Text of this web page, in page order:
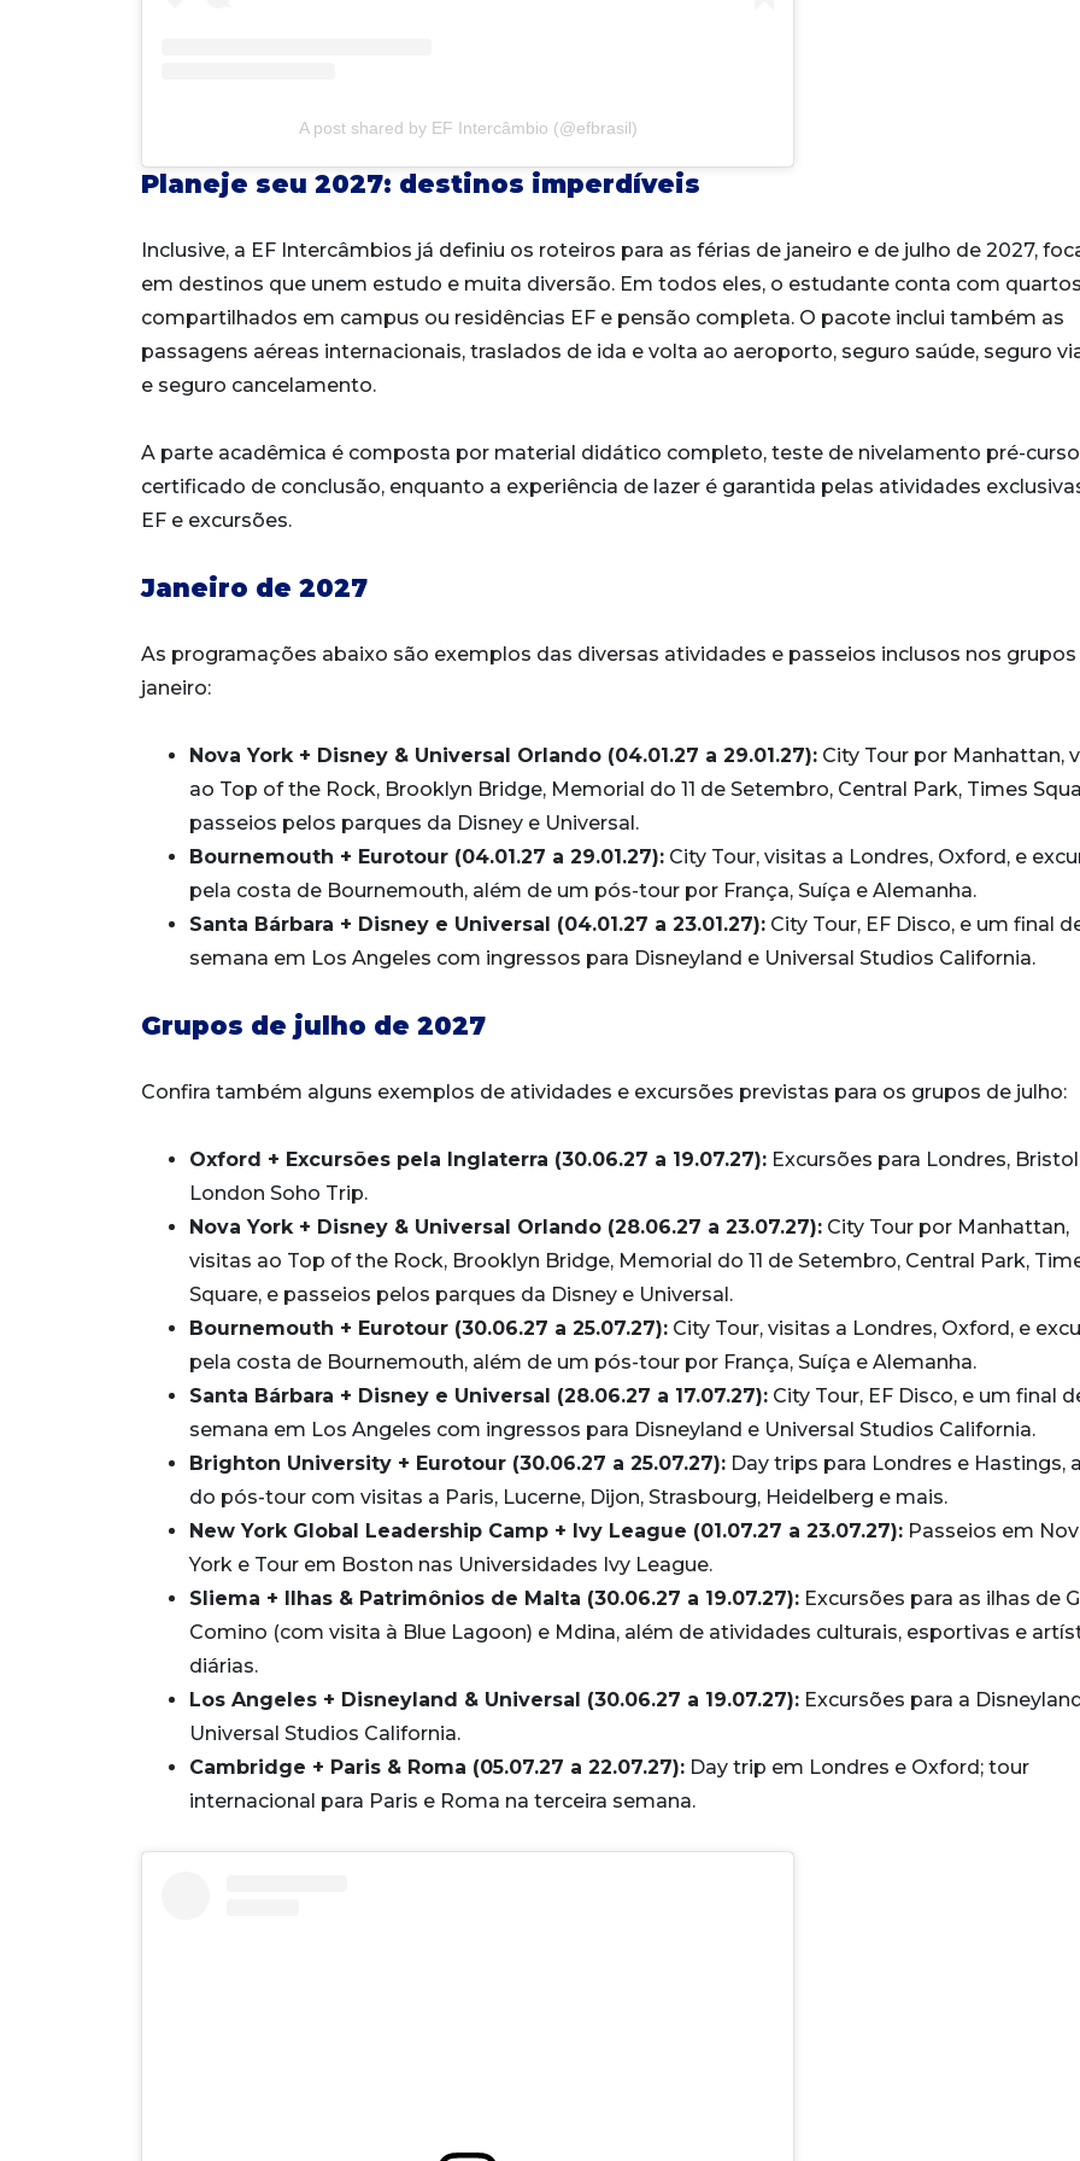
A post shared by EF Intercâmbio (@efbrasil)
Planeje seu 2027: destinos imperdíveis
Inclusive, a EF Intercâmbios já definiu os roteiros para as férias de janeiro e de julho de 2027,
em destinos que unem estudo e muita diversão. Em todos eles, o estudante conta com quartos
compartilhados em campus ou residências EF e pensão completa. O pacote inclui também as
passagens aéreas internacionais, traslados de ida e volta ao aeroporto, seguro saúde, seguro
e seguro cancelamento.
A parte acadêmica é composta por material didático completo, teste de nivelamento pré-
certificado de conclusão, enquanto a experiência de lazer é garantida pelas atividades
EF e excursões.
Janeiro de 2027
As programações abaixo são exemplos das diversas atividades e passeios inclusos nos grupos
janeiro:
Nova York + Disney & Universal Orlando (04.01.27 a 29.01.27): City Tour por Manhattan,
ao Top of the Rock, Brooklyn Bridge, Memorial do 11 de Setembro, Central Park, Times
passeios pelos parques da Disney e Universal.
Bournemouth + Eurotour (04.01.27 a 29.01.27): City Tour, visitas a Londres, Oxford, e
pela costa de Bournemouth, além de um pós-tour por França, Suíça e Alemanha.
Santa Bárbara + Disney e Universal (04.01.27 a 23.01.27): City Tour, EF Disco, e um final
semana em Los Angeles com ingressos para Disneyland e Universal Studios California.
Grupos de julho de 2027
Confira também alguns exemplos de atividades e excursões previstas para os grupos de julho:
Oxford + Excursões pela Inglaterra (30.06.27 a 19.07.27): Excursões para Londres,
London Soho Trip.
Nova York + Disney & Universal Orlando (28.06.27 a 23.07.27): City Tour por Manhattan,
visitas ao Top of the Rock, Brooklyn Bridge, Memorial do 11 de Setembro, Central Park,
Square, e passeios pelos parques da Disney e Universal.
Bournemouth + Eurotour (30.06.27 a 25.07.27): City Tour, visitas a Londres, Oxford, e
pela costa de Bournemouth, além de um pós-tour por França, Suíça e Alemanha.
Santa Bárbara + Disney e Universal (28.06.27 a 17.07.27): City Tour, EF Disco, e um final
semana em Los Angeles com ingressos para Disneyland e Universal Studios California.
Brighton University + Eurotour (30.06.27 a 25.07.27): Day trips para Londres e Hastings,
do pós-tour com visitas a Paris, Lucerne, Dijon, Strasbourg, Heidelberg e mais.
New York Global Leadership Camp + Ivy League (01.07.27 a 23.07.27): Passeios em
York e Tour em Boston nas Universidades Ivy League.
Sliema + Ilhas & Patrimônios de Malta (30.06.27 a 19.07.27): Excursões para as ilhas de
Comino (com visita à Blue Lagoon) e Mdina, além de atividades culturais, esportivas e
diárias.
Los Angeles + Disneyland & Universal (30.06.27 a 19.07.27): Excursões para a
Universal Studios California.
Cambridge + Paris & Roma (05.07.27 a 22.07.27): Day trip em Londres e Oxford; tour
internacional para Paris e Roma na terceira semana.